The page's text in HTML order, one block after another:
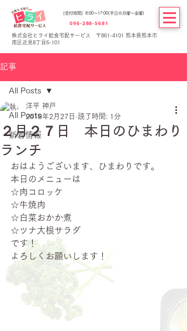
[受付時間] 8:00～17:00(平日の月曜～金曜)
096-288-5681
株式会社ヒライ給食宅配サービス 〒861-4101 熊本県熊本市
南区近見8丁目6-101
記事
All Posts
新着情報
All Posts
２月２７日 本日のひまわり
ランチ
洋平 神戸
2019年2月27日 読了時間: 1分
おはようございます、ひまわりです。
本日のメニューは
☆肉コロッケ
☆牛焼肉
☆白菜おかか煮
☆ツナ大根サラダ
です！
よろしくお願いします！